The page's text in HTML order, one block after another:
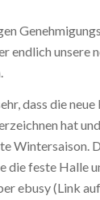
endlich unsere
dass die
hat
Wintersaison.
die feste Halle
ebusy (Link